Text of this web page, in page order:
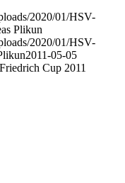
2020/01/HSV-
Plikun
2020/01/HSV-
2011-05-05
Cup 2011